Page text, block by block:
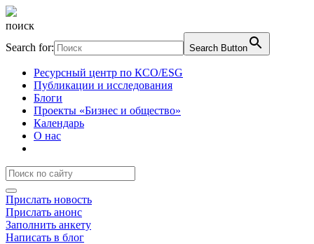
поиск
Search for:
Search Button
Ресурсный центр по КСО/ESG
Публикации и исследования
Блоги
Проекты «Бизнес и общество»
Календарь
О нас
Прислать новость
Прислать анонс
Заполнить анкету
Написать в блог